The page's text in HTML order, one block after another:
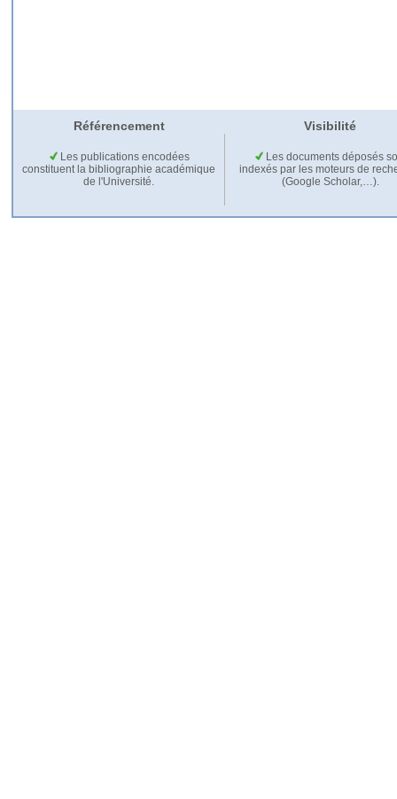
Référencement Visibilité
Les publications encodées
constituent la bibliographie académique
de l'Université.
Les documents déposés
indexés par les moteurs de
(Google Scholar,…).